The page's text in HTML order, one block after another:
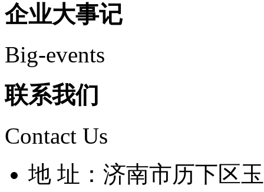
企业大事记
Big-events
联系我们
Contact Us
地 址：济南市历下区